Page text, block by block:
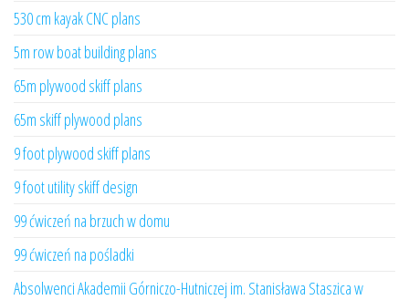
530 cm kayak CNC plans
5m row boat building plans
65m plywood skiff plans
65m skiff plywood plans
9 foot plywood skiff plans
9 foot utility skiff design
99 ćwiczeń na brzuch w domu
99 ćwiczeń na pośladki
Absolwenci Akademii Górniczo-Hutniczej im. Stanisława Staszica w